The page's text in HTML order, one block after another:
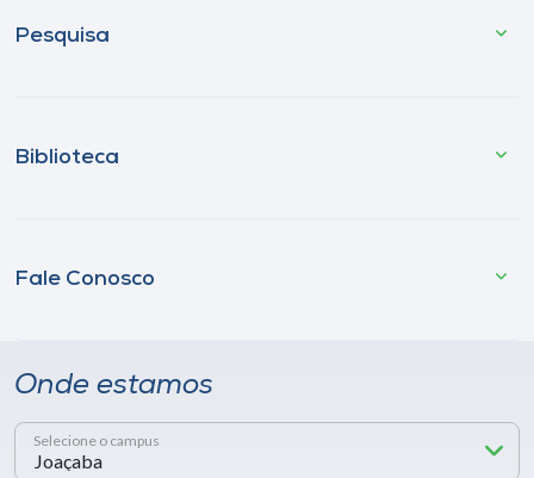
Pesquisa
Biblioteca
Fale Conosco
Onde estamos
Selecione o campus